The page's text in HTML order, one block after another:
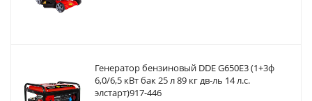
Генератор бензиновый DDE G650E3 (1+3ф
6,0/6,5 кВт бак 25 л 89 кг дв-ль 14 л.с.
элстарт)917-446